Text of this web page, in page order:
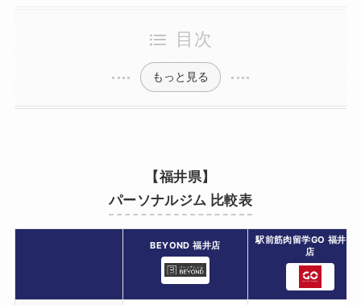
目次
もっと見る
【福井県】
パーソナルジム 比較表
BEYOND 福井店
駅前筋肉留学GO 福井丸
店